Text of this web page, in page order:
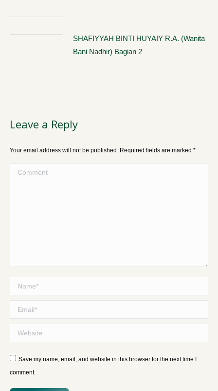
SHAFIYYAH BINTI HUYAIY R.A. (Wanita
Bani Nadhir) Bagian 2
Leave a Reply
Your email address will not be published. Required fields are marked *
Comment
Name *
Email *
Website
Save my name, email, and website in this browser for the next time I
comment.